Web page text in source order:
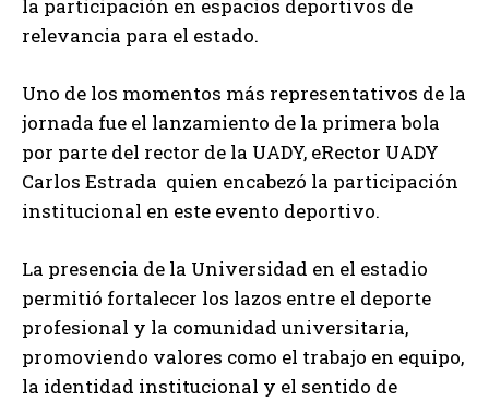
la participación en espacios deportivos de
relevancia para el estado.
Uno de los momentos más representativos de la
jornada fue el lanzamiento de la primera bola
por parte del rector de la UADY, eRector UADY
Carlos Estrada quien encabezó la participación
institucional en este evento deportivo.
La presencia de la Universidad en el estadio
permitió fortalecer los lazos entre el deporte
profesional y la comunidad universitaria,
promoviendo valores como el trabajo en equipo,
la identidad institucional y el sentido de